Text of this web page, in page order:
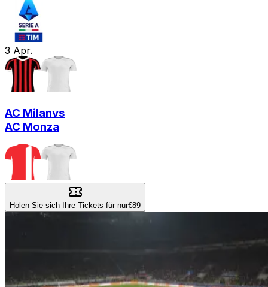
3 Apr.
AC Milanvs
AC Monza
Holen Sie sich Ihre Tickets für nur€89